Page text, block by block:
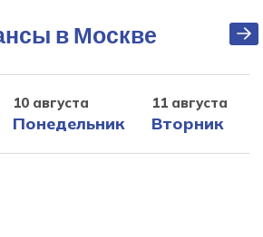
в Москве
10 августа
Понедельник
11 августа
Вторник